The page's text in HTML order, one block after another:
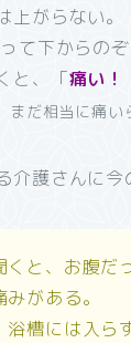
上がらない。
て下からの
と、「痛い！
まだ相当に痛い
介護さんに
くと、お腹だ
がある。
浴槽には入ら